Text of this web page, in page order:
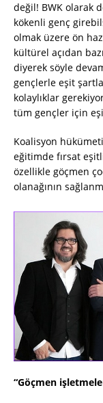
değil! BWK olarak
kökenli genç
olmak üzere ön
kültürel açıdan
diyerek söyle
gençlerle eşit
kolaylıklar
tüm gençler için
Koalisyon
eğitimde fırsat
özellikle göçmen
olanağının
“Göçmen